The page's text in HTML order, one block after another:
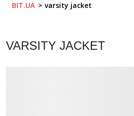
BIT.UA varsity jacket
VARSITY JACKET